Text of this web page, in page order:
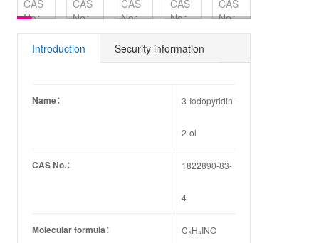
CAS
No：
1092348-
30-5
CAS
No：
6282-
00-4
CAS
No：
709649-
58-1
CAS
No：
1241683-
70-4
CAS
No：
1199782-
Introduction Security information
Name： 3-Iodopyridin-
2-ol
CAS No.： 1822890-83-
4
Molecular formula： C₅H₄INO